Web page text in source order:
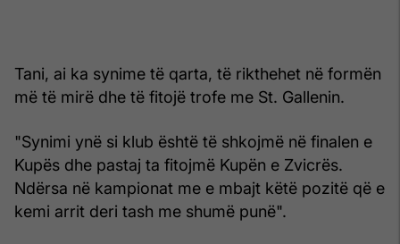
Tani, ai ka synime të qarta, të rikthehet në formën
më të mirë dhe të fitojë trofe me St. Gallenin.
"Synimi ynë si klub është të shkojmë në finalen e
Kupës dhe pastaj ta fitojmë Kupën e Zvicrës.
Ndërsa në kampionat me e mbajt këtë pozitë që e
kemi arrit deri tash me shumë punë".